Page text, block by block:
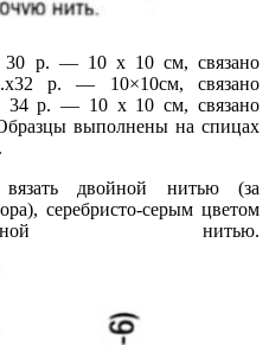
р. — 10 х 10 см, связано
р. — 10×10см, связано
34 р. — 10 х 10 см, связано
выполнены на спицах
двойной нитью (за
серебристо-серым цветом
нитью.